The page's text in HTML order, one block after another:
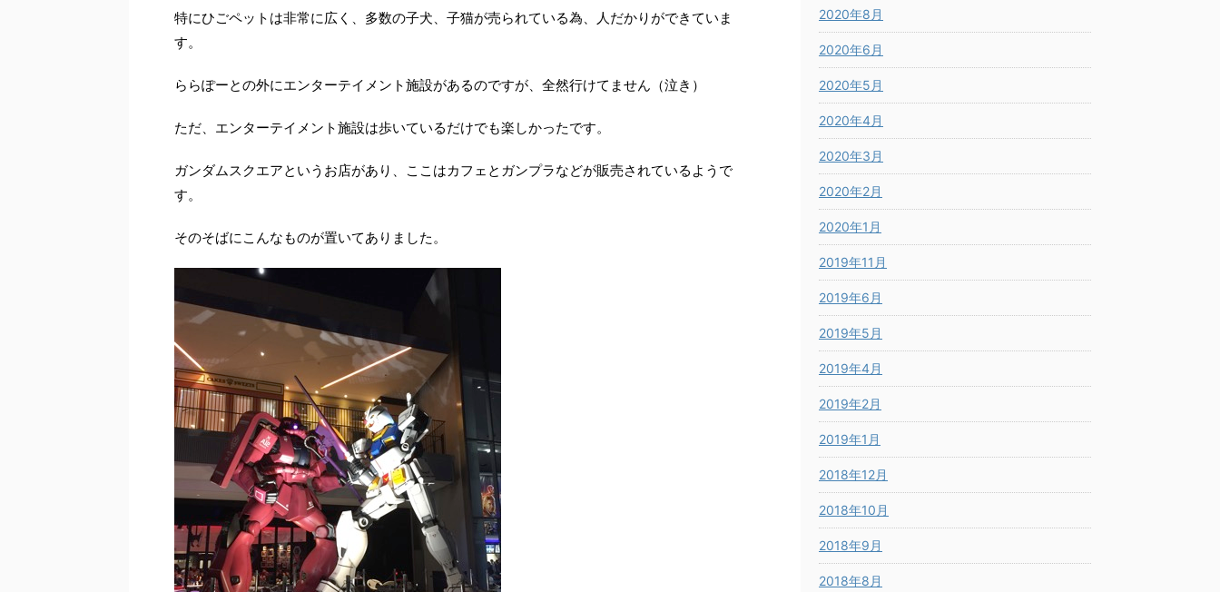
特にひごペットは非常に広く、多数の子犬、子猫が売られている為、人だかりができていま
す。
ららぽーとの外にエンターテイメント施設があるのですが、全然行けてません（泣き）
ただ、エンターテイメント施設は歩いているだけでも楽しかったです。
ガンダムスクエアというお店があり、ここはカフェとガンプラなどが販売されているようで
す。
そのそばにこんなものが置いてありました。
2020年8月
2020年6月
2020年5月
2020年4月
2020年3月
2020年2月
2020年1月
2019年11月
2019年6月
2019年5月
2019年4月
2019年2月
2019年1月
2018年12月
2018年10月
2018年9月
2018年8月